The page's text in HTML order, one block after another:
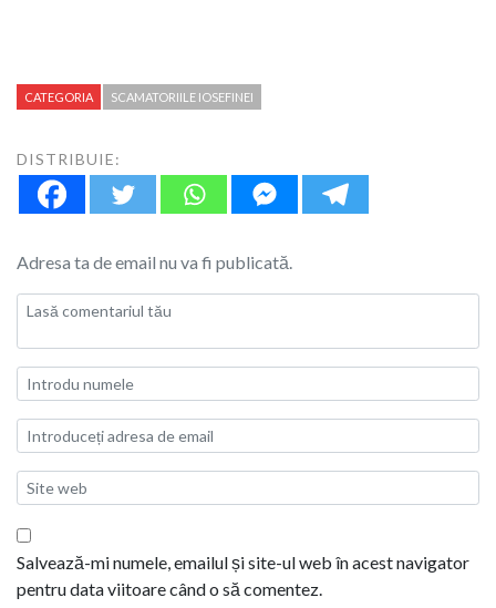
CATEGORIA SCAMATORIILE IOSEFINEI
DISTRIBUIE:
Adresa ta de email nu va fi publicată.
Salvează-mi numele, emailul și site-ul web în acest navigator
pentru data viitoare când o să comentez.